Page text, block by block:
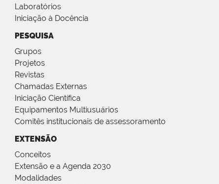
Laboratórios
Iniciação à Docência
PESQUISA
Grupos
Projetos
Revistas
Chamadas Externas
Iniciação Científica
Equipamentos Multiusuários
Comitês institucionais de assessoramento
EXTENSÃO
Conceitos
Extensão e a Agenda 2030
Modalidades